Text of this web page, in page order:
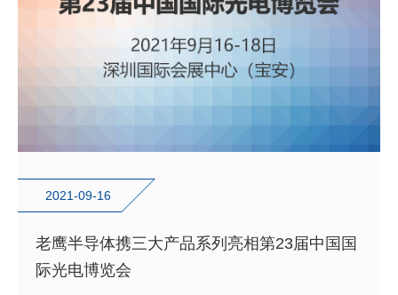
2021-09-16
老鹰半导体携三大产品系列亮相第23届中国国
际光电博览会